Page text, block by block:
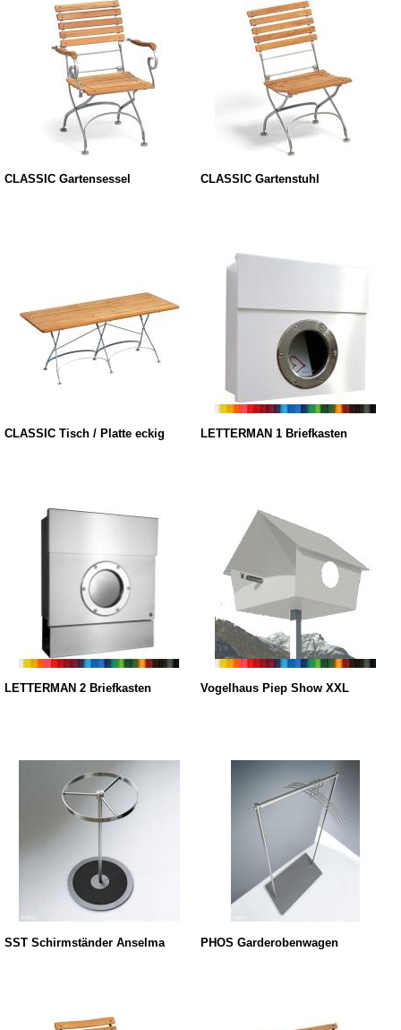
CLASSIC Gartensessel CLASSIC Gartenstuhl
CLASSIC Tisch / Platte eckig LETTERMAN 1 Briefkasten
LETTERMAN 2 Briefkasten Vogelhaus Piep Show XXL
SST Schirmständer Anselma PHOS Garderobenwagen